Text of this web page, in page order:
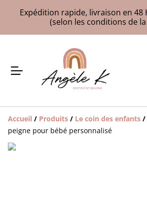
Expédition rapide, livraison en 48
(selon les conditions de
Accueil / Produits / Le coin des enfants /
peigne pour bébé personnalisé